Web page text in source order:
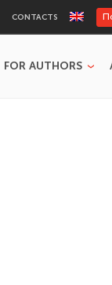
CONTACTS
FOR AUTHORS